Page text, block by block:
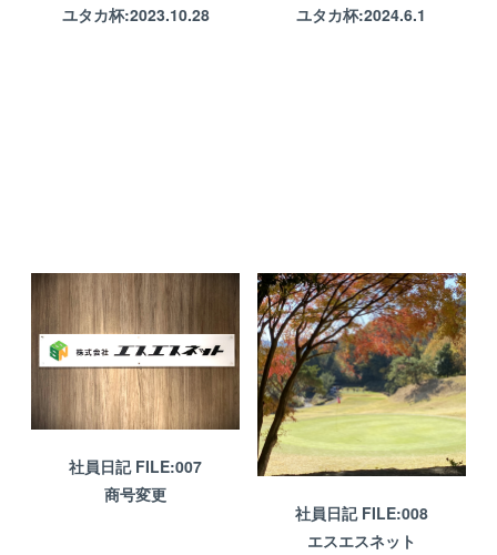
ユタカ杯:2023.10.28
ユタカ杯:2024.6.1
社員日記 FILE:007
商号変更
社員日記 FILE:008
エスエスネット